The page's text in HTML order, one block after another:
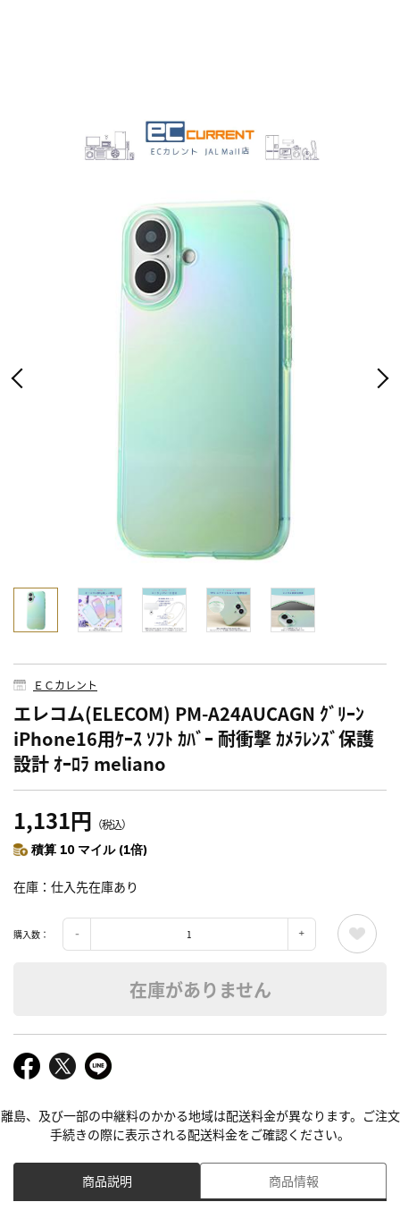
ＥＣカレント
エレコム(ELECOM) PM-A24AUCAGN ｸﾞﾘｰﾝ
iPhone16用ｹｰｽ ｿﾌﾄ ｶﾊﾞｰ 耐衝撃 ｶﾒﾗﾚﾝｽﾞ保護
設計 ｵｰﾛﾗ meliano
1,131円 （税込）
積算 10 マイル (1倍)
在庫 仕入先在庫あり
購入数：
在庫がありません
離島、及び一部の中継料のかかる地域は配送料金が異なります。ご注文
手続きの際に表示される配送料金をご確認ください。
商品説明 商品情報